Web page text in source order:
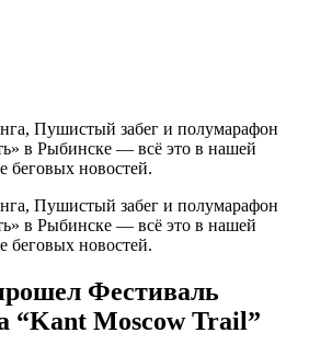
Пушистый забег и полумарафон
в Рыбинске — всё это в нашей
беговых новостей.
Пушистый забег и полумарафон
в Рыбинске — всё это в нашей
беговых новостей.
Фестиваль
“Kant Moscow Trail”